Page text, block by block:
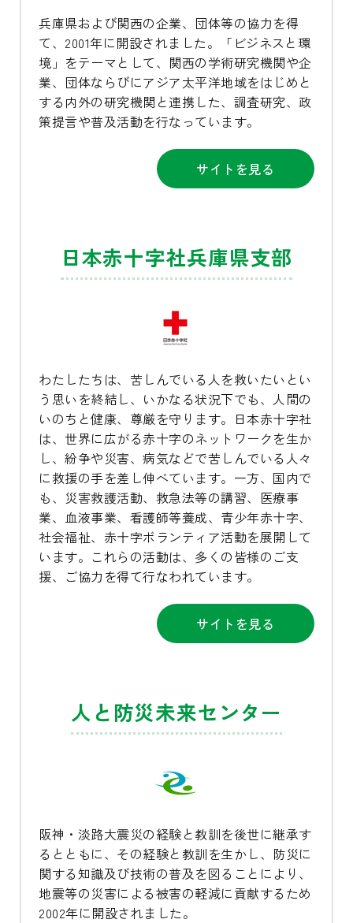
兵庫県および関西の企業、団体等の協力を得
て、2001年に開設されました。「ビジネスと環
境」をテーマとして、関西の学術研究機関や企
業、団体ならびにアジア太平洋地域をはじめと
する内外の研究機関と連携した、調査研究、政
策提言や普及活動を行なっています。
サイトを見る
日本赤十字社兵庫県支部
わたしたちは、苦しんでいる人を救いたいとい
う思いを終結し、いかなる状況下でも、人間の
いのちと健康、尊厳を守ります。日本赤十字社
は、世界に広がる赤十字のネットワークを生か
し、紛争や災害、病気などで苦しんでいる人々
に救援の手を差し伸べています。一方、国内で
も、災害救護活動、救急法等の講習、医療事
業、血液事業、看護師等養成、青少年赤十字、
社会福祉、赤十字ボランティア活動を展開して
います。これらの活動は、多くの皆様のご支
援、ご協力を得て行なわれています。
サイトを見る
人と防災未来センター
阪神・淡路大震災の経験と教訓を後世に継承す
るとともに、その経験と教訓を生かし、防災に
関する知識及び技術の普及を図ることにより、
地震等の災害による被害の軽減に貢献するため
2002年に開設されました。